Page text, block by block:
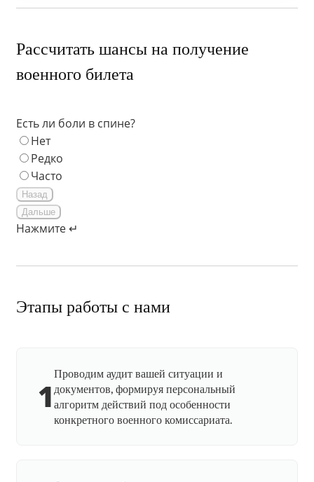
Рассчитать шансы на получение
военного билета
Есть ли боли в спине?
Нет
Редко
Часто
Назад
Дальше
Нажмите ↵
Этапы работы с нами
1
Проводим аудит вашей ситуации и
документов, формируя персональный
алгоритм действий под особенности
конкретного военного комиссариата.